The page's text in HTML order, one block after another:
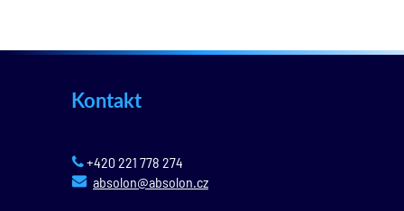
Kontakt
+420 221 778 274
absolon@absolon.cz